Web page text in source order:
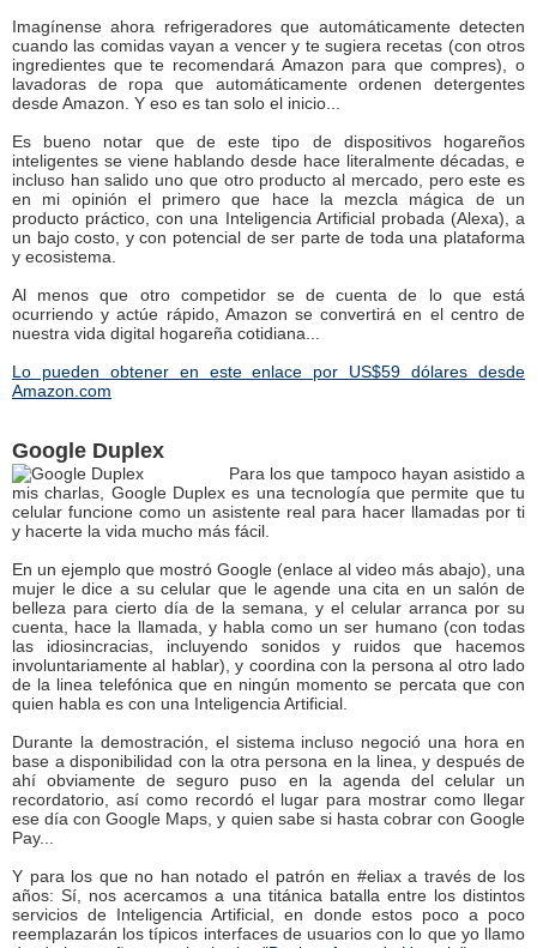
Imagínense ahora refrigeradores que automáticamente detecten
cuando las comidas vayan a vencer y te sugiera recetas (con otros
ingredientes que te recomendará Amazon para que compres), o
lavadoras de ropa que automáticamente ordenen detergentes
desde Amazon. Y eso es tan solo el inicio...
Es bueno notar que de este tipo de dispositivos hogareños
inteligentes se viene hablando desde hace literalmente décadas, e
incluso han salido uno que otro producto al mercado, pero este es
en mi opinión el primero que hace la mezcla mágica de un
producto práctico, con una Inteligencia Artificial probada (Alexa), a
un bajo costo, y con potencial de ser parte de toda una plataforma
y ecosistema.
Al menos que otro competidor se de cuenta de lo que está
ocurriendo y actúe rápido, Amazon se convertirá en el centro de
nuestra vida digital hogareña cotidiana...
Lo pueden obtener en este enlace por US$59 dólares desde
Amazon.com
Google Duplex
Para los que tampoco hayan asistido a
mis charlas, Google Duplex es una tecnología que permite que tu
celular funcione como un asistente real para hacer llamadas por ti
y hacerte la vida mucho más fácil.
En un ejemplo que mostró Google (enlace al video más abajo), una
mujer le dice a su celular que le agende una cita en un salón de
belleza para cierto día de la semana, y el celular arranca por su
cuenta, hace la llamada, y habla como un ser humano (con todas
las idiosincracias, incluyendo sonidos y ruidos que hacemos
involuntariamente al hablar), y coordina con la persona al otro lado
de la linea telefónica que en ningún momento se percata que con
quien habla es con una Inteligencia Artificial.
Durante la demostración, el sistema incluso negoció una hora en
base a disponibilidad con la otra persona en la linea, y después de
ahí obviamente de seguro puso en la agenda del celular un
recordatorio, así como recordó el lugar para mostrar como llegar
ese día con Google Maps, y quien sabe si hasta cobrar con Google
Pay...
Y para los que no han notado el patrón en #eliax a través de los
años: Sí, nos acercamos a una titánica batalla entre los distintos
servicios de Inteligencia Artificial, en donde estos poco a poco
reemplazarán los típicos interfaces de usuarios con lo que yo llamo